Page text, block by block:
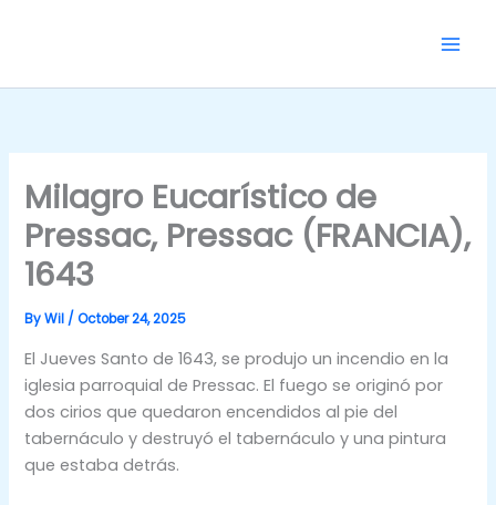
Milagro Eucarístico de
Pressac, Pressac (FRANCIA),
1643
ByWil /October 24, 2025
El Jueves Santo de 1643, se produjo un incendio en la
iglesia parroquial de Pressac. El fuego se originó por
dos cirios que quedaron encendidos al pie del
tabernáculo y destruyó el tabernáculo y una pintura
que estaba detrás.